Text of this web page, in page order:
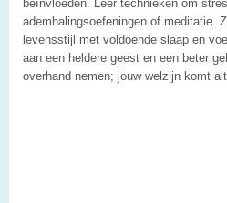
beïnvloeden. Leer technieken om
ademhalingsoefeningen of meditatie.
levensstijl met voldoende slaap en
aan een heldere geest en een beter
overhand nemen; jouw welzijn komt